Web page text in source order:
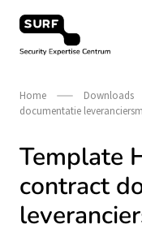
naar
Security Expertise
Home Downloads
documentatie
Template
contract